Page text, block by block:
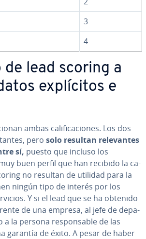
3
4
de lead scoring a
ex­plí­ci­tos e
ambas ca­li­fi­ca­cio­nes. Los dos
pero solo resultan re­le­va­n­tes
sí, puesto que incluso los
buen perfil que han recibido la ca­
no resultan de utilidad para la
ningún tipo de interés por los
Y si el lead que se ha obtenido
de una empresa, al jefe de de­pa­
la persona re­s­po­n­sa­ble de las
garantía de éxito. A pesar de haber